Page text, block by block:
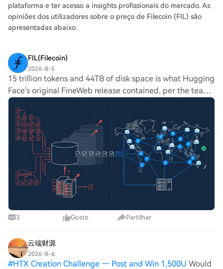
enterprises, though current market dynamics remain
dominated by sellers.
plataforma e ter acesso a insights profissionais do mercado. As
opiniões dos utilizadores sobre o preço de Filecoin (FIL) são
apresentadas abaixo.
FIL(Filecoin)
2026-8-5
15 trillion tokens and 44TB of disk space is what Hugging
Face's original FineWeb release contained, per the team's
own documentation. The dataset has since grown past
18.5 trillion tokens. Filecoin n
3 Gosto Partilhar
云端财源
2026-8-6
#HTX Creation Challenge — Post and Win 1,500U Would